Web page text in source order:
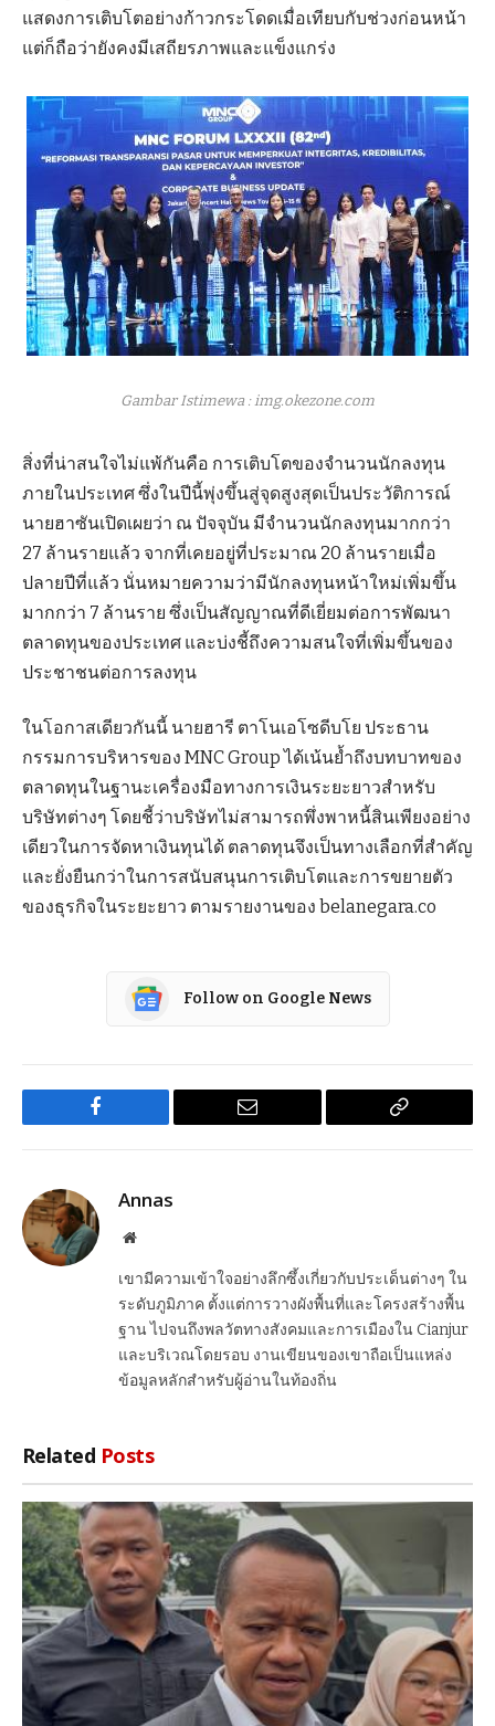
แสดงการเติบโตอย่างก้าวกระโดดเมื่อเทียบกับช่วงก่อนหน้า
แต่ก็ถือว่ายังคงมีเสถียรภาพและแข็งแกร่ง
Gambar Istimewa : img.okezone.com
สิ่งที่น่าสนใจไม่แพ้กันคือ การเติบโตของจำนวนนักลงทุน
ภายในประเทศ ซึ่งในปีนี้พุ่งขึ้นสู่จุดสูงสุดเป็นประวัติการณ์
นายฮาซันเปิดเผยว่า ณ ปัจจุบัน มีจำนวนนักลงทุนมากกว่า
27 ล้านรายแล้ว จากที่เคยอยู่ที่ประมาณ 20 ล้านรายเมื่อ
ปลายปีที่แล้ว นั่นหมายความว่ามีนักลงทุนหน้าใหม่เพิ่มขึ้น
มากกว่า 7 ล้านราย ซึ่งเป็นสัญญาณที่ดีเยี่ยมต่อการพัฒนา
ตลาดทุนของประเทศ และบ่งชี้ถึงความสนใจที่เพิ่มขึ้นของ
ประชาชนต่อการลงทุน
ในโอกาสเดียวกันนี้ นายฮารี ตาโนเอโซดีบโย ประธาน
กรรมการบริหารของ MNC Group ได้เน้นย้ำถึงบทบาทของ
ตลาดทุนในฐานะเครื่องมือทางการเงินระยะยาวสำหรับ
บริษัทต่างๆ โดยชี้ว่าบริษัทไม่สามารถพึ่งพาหนี้สินเพียงอย่าง
เดียวในการจัดหาเงินทุนได้ ตลาดทุนจึงเป็นทางเลือกที่สำคัญ
และยั่งยืนกว่าในการสนับสนุนการเติบโตและการขยายตัว
ของธุรกิจในระยะยาว ตามรายงานของ belanegara.co
Follow on Google News
Facebook Email
Copy
Annas
Website
เขามีความเข้าใจอย่างลึกซึ้งเกี่ยวกับประเด็นต่างๆ ใน
ระดับภูมิภาค ตั้งแต่การวางผังพื้นที่และโครงสร้างพื้น
ฐาน ไปจนถึงพลวัตทางสังคมและการเมืองใน Cianjur
และบริเวณโดยรอบ งานเขียนของเขาถือเป็นแหล่ง
ข้อมูลหลักสำหรับผู้อ่านในท้องถิ่น
Related Posts